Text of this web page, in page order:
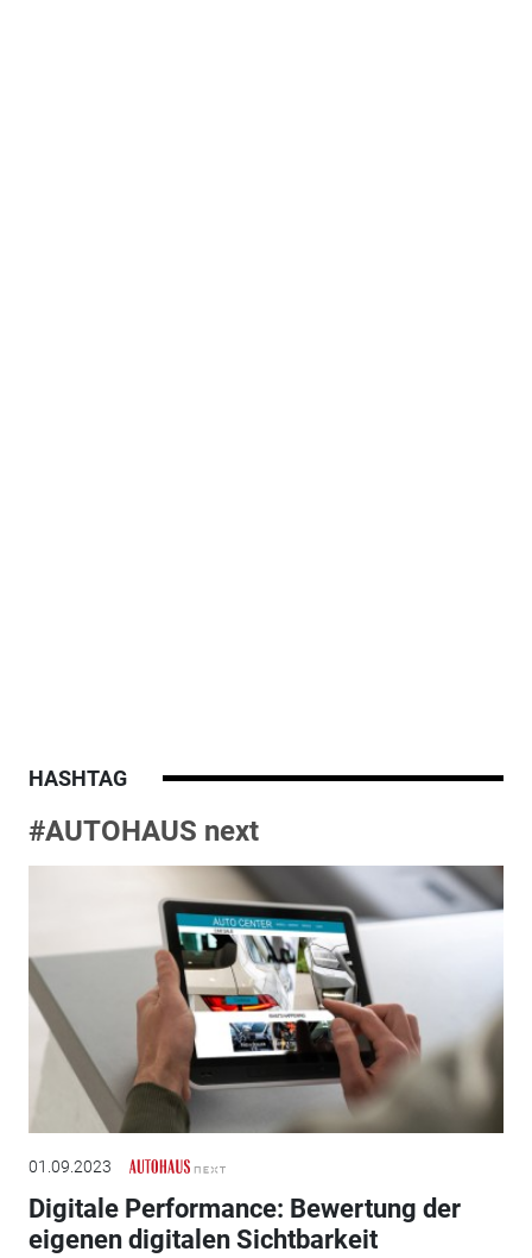
HASHTAG
#AUTOHAUS next
01.09.2023
Digitale Performance: Bewertung der
eigenen digitalen Sichtbarkeit